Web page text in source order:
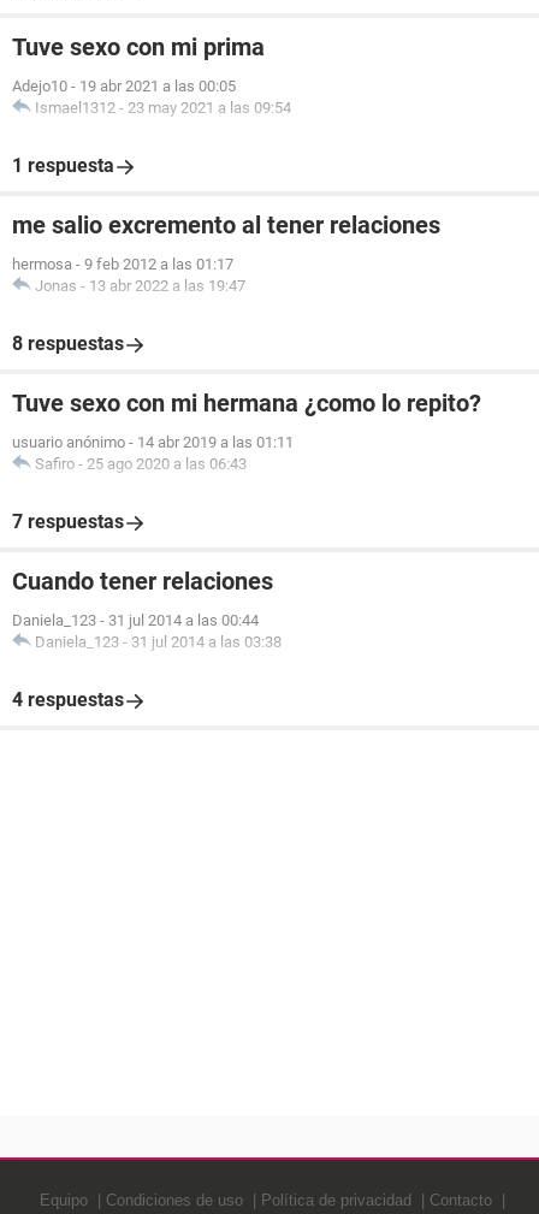
Tuve sexo con mi prima
Adejo10 - 19 abr 2021 a las 00:05
Ismael1312 - 23 may 2021 a las 09:54
1 respuesta
me salio excremento al tener relaciones
hermosa - 9 feb 2012 a las 01:17
Jonas - 13 abr 2022 a las 19:47
8 respuestas
Tuve sexo con mi hermana ¿como lo repito?
usuario anónimo - 14 abr 2019 a las 01:11
Safiro - 25 ago 2020 a las 06:43
7 respuestas
Cuando tener relaciones
Daniela_123 - 31 jul 2014 a las 00:44
Daniela_123 - 31 jul 2014 a las 03:38
4 respuestas
Equipo Condiciones de uso Política de privacidad Contacto